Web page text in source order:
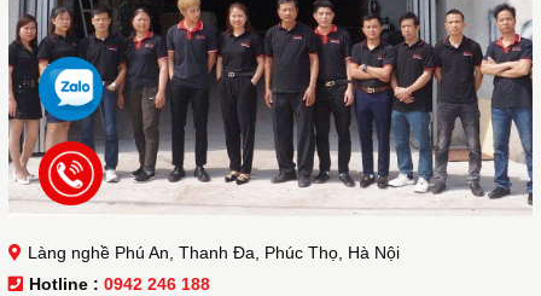
Làng nghề Phú An, Thanh Đa, Phúc Thọ, Hà Nội
Hotline : 0942 246 188